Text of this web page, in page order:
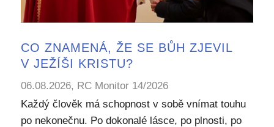
CO ZNAMENÁ, ŽE SE BŮH ZJEVIL
V JEŽÍŠI KRISTU?
06.08.2026, RC Monitor 14/2026
Každý člověk má schopnost v sobě vnímat touhu
po nekonečnu. Po dokonalé lásce, po plnosti, po